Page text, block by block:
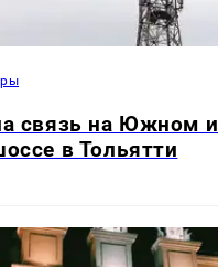
связь на Южном и
в Тольятти